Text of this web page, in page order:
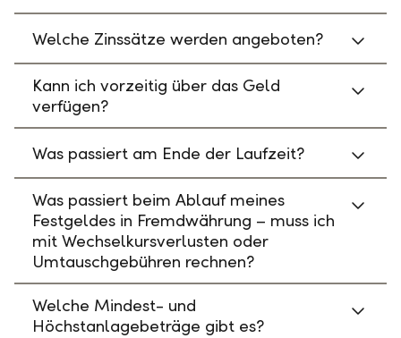
Welche Zinssätze werden angeboten?
Kann ich vorzeitig über das Geld
verfügen?
Was passiert am Ende der Laufzeit?
Was passiert beim Ablauf meines
Festgeldes in Fremdwährung – muss ich
mit Wechselkursverlusten oder
Umtauschgebühren rechnen?
Welche Mindest- und
Höchstanlagebeträge gibt es?